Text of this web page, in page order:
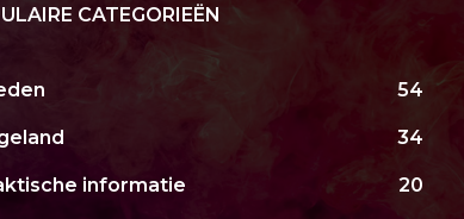
CATEGORIEËN
54
34
informatie 20